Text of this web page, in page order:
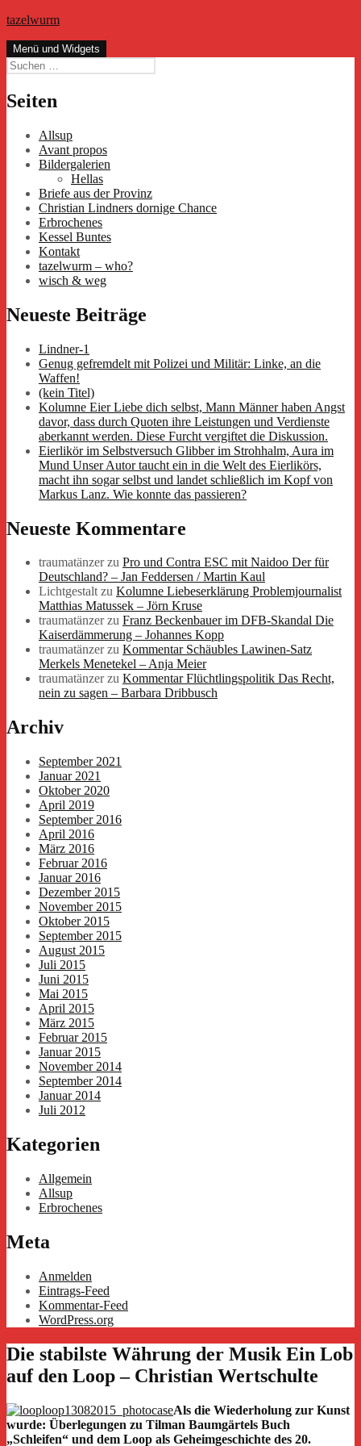
Zum
springen
tazelwurm
Menü und Widgets
Suchen
nach:
Seiten
Allsup
Avant propos
Bildergalerien
Hellas
Briefe aus der Provinz
Christian Lindners dornige Chance
Erbrochenes
Kessel Buntes
Kontakt
tazelwurm – who?
wisch & weg
Neueste Beiträge
Lindner-1
Genug gefremdelt mit Polizei und Militär: Linke, an die
Waffen!
(kein Titel)
Kolumne Eier Liebe dich selbst, Mann Männer haben Angst
davor, dass durch Quoten ihre Leistungen und Verdienste
aberkannt werden. Diese Furcht vergiftet die Diskussion.
Eierlikör im Selbstversuch Glibber im Strohhalm, Aura im
Mund Unser Autor taucht ein in die Welt des Eierlikörs,
macht ihn sogar selbst und landet schließlich im Kopf von
Markus Lanz. Wie konnte das passieren?
Neueste Kommentare
traumatänzerzu Pro und Contra ESC mit Naidoo Der für
Deutschland? – Jan Feddersen / Martin Kaul
Lichtgestaltzu Kolumne Liebeserklärung Problemjournalist
Matthias Matussek – Jörn Kruse
traumatänzerzu Franz Beckenbauer im DFB-Skandal Die
Kaiserdämmerung – Johannes Kopp
traumatänzerzu Kommentar Schäubles Lawinen-Satz
Merkels Menetekel – Anja Meier
traumatänzerzu Kommentar Flüchtlingspolitik Das Recht,
nein zu sagen – Barbara Dribbusch
Archiv
September 2021
Januar 2021
Oktober 2020
April 2019
September 2016
April 2016
März 2016
Februar 2016
Januar 2016
Dezember 2015
November 2015
Oktober 2015
September 2015
August 2015
Juli 2015
Juni 2015
Mai 2015
April 2015
März 2015
Februar 2015
Januar 2015
November 2014
September 2014
Januar 2014
Juli 2012
Kategorien
Allgemein
Allsup
Erbrochenes
Meta
Anmelden
Eintrags-Feed
Kommentar-Feed
WordPress.org
Die stabilste Währung der Musik Ein Lob
auf den Loop – Christian Wertschulte
Als die Wiederholung zur Kunst
wurde: Überlegungen zu Tilman Baumgärtels Buch
„Schleifen“ und dem Loop als Geheimgeschichte des 20.